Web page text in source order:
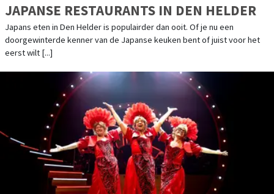
JAPANSE RESTAURANTS IN DEN HELDER
Japans eten in Den Helder is populairder dan ooit. Of je nu een
doorgewinterde kenner van de Japanse keuken bent of juist voor het
eerst wilt [...]